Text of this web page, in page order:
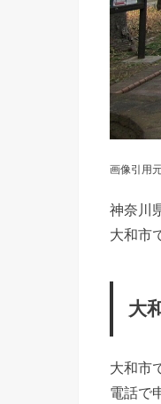
画像引用
神奈川
大和市
大
大和市
電話で